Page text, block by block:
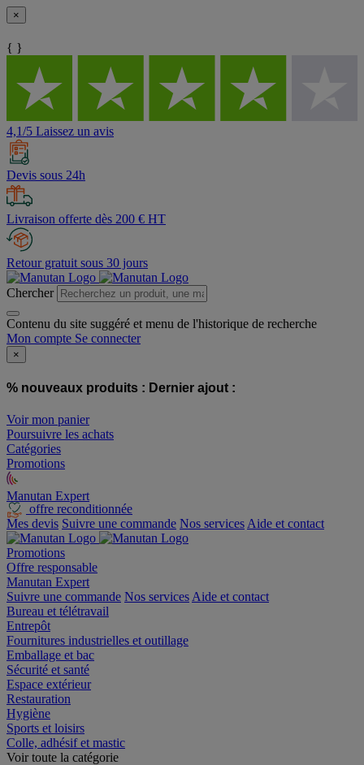
×
{ }
4,1/5 Laissez un avis
Devis sous 24h
Livraison offerte dès 200 € HT
Retour gratuit sous 30 jours
Chercher
Contenu du site suggéré et menu de l'historique de recherche
Mon compte Se connecter
×
% nouveaux produits : Dernier ajout :
Voir mon panier
Poursuivre les achats
Catégories
Promotions
Manutan Expert
offre reconditionnée
Mes devis Suivre une commande Nos services Aide et contact
Promotions
Offre responsable
Manutan Expert
Suivre une commande Nos services Aide et contact
Bureau et télétravail
Entrepôt
Fournitures industrielles et outillage
Emballage et bac
Sécurité et santé
Espace extérieur
Restauration
Hygiène
Sports et loisirs
Colle, adhésif et mastic
Voir toute la catégorie